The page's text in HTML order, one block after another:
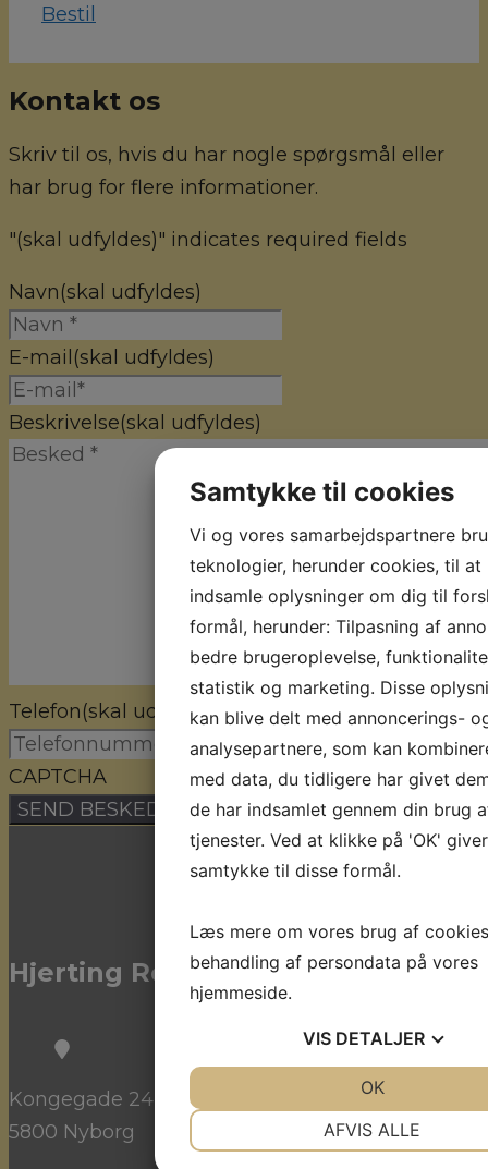
Bestil
Kontakt os
Skriv til os, hvis du har nogle spørgsmål eller
har brug for flere informationer.
"(skal udfyldes)" indicates required fields
Navn(skal udfyldes)
E-mail(skal udfyldes)
Beskrivelse(skal udfyldes)
Telefon(skal udfyldes)
CAPTCHA
Hjerting Rejser
Kongegade 24 st. tv.
5800 Nyborg
Samtykke til cookies
Vi og vores samarbejdspartnere
teknologier, herunder cookies, til at
indsamle oplysninger om dig til
formål, herunder: Tilpasning af
bedre brugeroplevelse,
statistik og marketing. Disse
kan blive delt med annoncerings-
analysepartnere, som kan
med data, du tidligere har givet
de har indsamlet gennem din brug
tjenester. Ved at klikke på 'OK'
samtykke til disse formål.
Læs mere om vores brug af
behandling af persondata på vores
hjemmeside.
VIS DETALJER
AFVIS ALLE
OK